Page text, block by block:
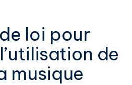
loi pour
de
musique